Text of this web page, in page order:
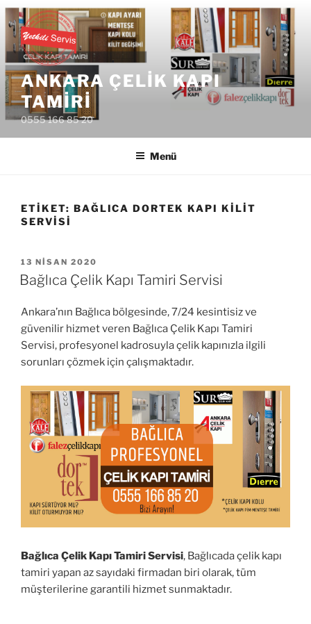
İçeriğe
geç
ANKARA ÇELIK KAPI
TAMIRI
0555 166 85 20
Menü
ETIKET: BAĞLICA DORTEK KAPI KILIT
SERVISI
YAYIM
TARIHI
13 NISAN 2020
Bağlıca Çelik Kapı Tamiri Servisi
Ankara’nın Bağlıca bölgesinde, 7/24 kesintisiz ve
güvenilir hizmet veren Bağlıca Çelik Kapı Tamiri
Servisi, profesyonel kadrosuyla çelik kapınızla ilgili
sorunları çözmek için çalışmaktadır.
Bağlıca Çelik Kapı Tamiri Servisi, Bağlıcada çelik kapı
tamiri yapan az sayıdaki firmadan biri olarak, tüm
müşterilerine garantili hizmet sunmaktadır.